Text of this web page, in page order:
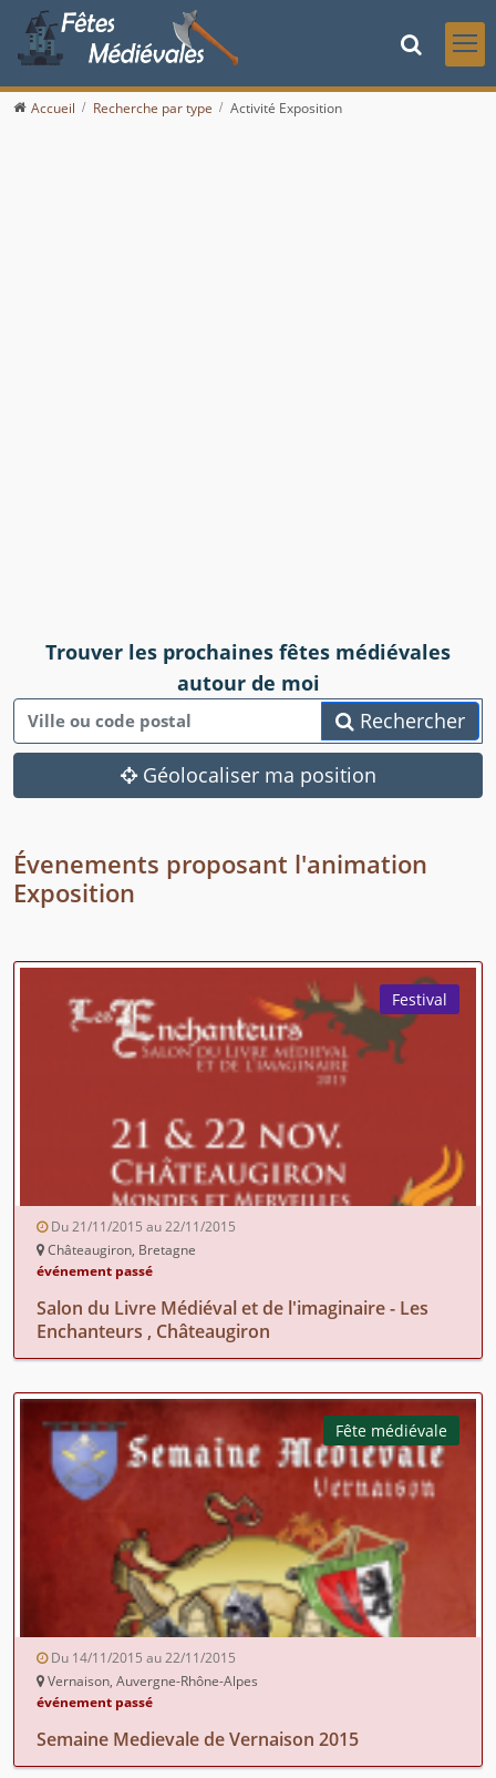
Accueil Recherche par type Activité Exposition
Trouver les prochaines fêtes médiévales
autour de moi
Rechercher
Géolocaliser ma position
Évenements proposant l'animation
Exposition
Festival
Du 21/11/2015 au 22/11/2015
Châteaugiron, Bretagne
événement passé
Salon du Livre Médiéval et de l'imaginaire - Les
Enchanteurs , Châteaugiron
Fête médiévale
Du 14/11/2015 au 22/11/2015
Vernaison, Auvergne-Rhône-Alpes
événement passé
Semaine Medievale de Vernaison 2015